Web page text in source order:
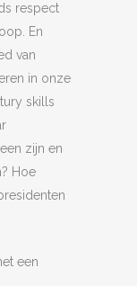
respect
En
van
in onze
skills
zijn en
Hoe
een